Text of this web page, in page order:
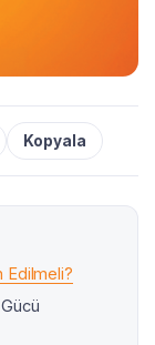
Kopyala
Edilmeli?